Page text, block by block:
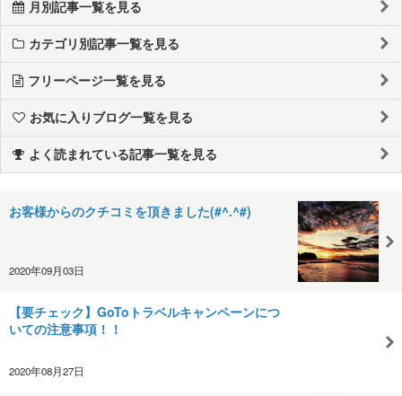
月別記事一覧を見る
カテゴリ別記事一覧を見る
フリーページ一覧を見る
お気に入りブログ一覧を見る
よく読まれている記事一覧を見る
お客様からのクチコミを頂きました(#^.^#)
2020年09月03日
【要チェック】GoToトラベルキャンペーンにつ
いての注意事項！！
2020年08月27日